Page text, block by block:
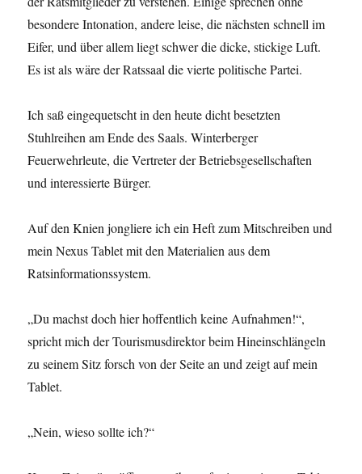
besondere Intonation, andere leise, die nächsten schnell im
Eifer, und über allem liegt schwer die dicke, stickige Luft.
Es ist als wäre der Ratssaal die vierte politische Partei.
Ich saß eingequetscht in den heute dicht besetzten
Stuhlreihen am Ende des Saals. Winterberger
Feuerwehrleute, die Vertreter der Betriebsgesellschaften
und interessierte Bürger.
Auf den Knien jongliere ich ein Heft zum Mitschreiben und
mein Nexus Tablet mit den Materialien aus dem
Ratsinformationssystem.
„Du machst doch hier hoffentlich keine Aufnahmen!“,
spricht mich der Tourismusdirektor beim Hineinschlängeln
zu seinem Sitz forsch von der Seite an und zeigt auf mein
Tablet.
„Nein, wieso sollte ich?“